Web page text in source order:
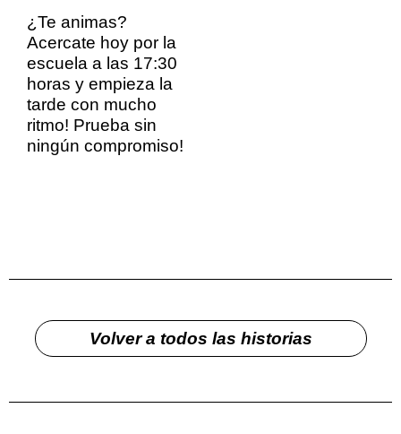
¿Te animas?
Acercate hoy por la
escuela a las 17:30
horas y empieza la
tarde con mucho
ritmo! Prueba sin
ningún compromiso!
Volver a todos las historias